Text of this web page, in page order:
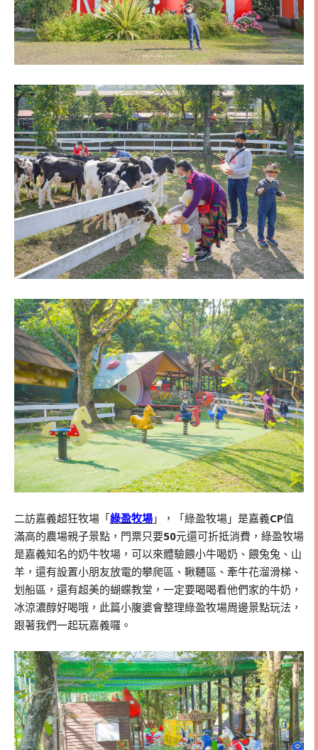
二訪嘉義超狂牧場「綠盈牧場 」，「綠盈牧場」是嘉義CP值
滿高的農場親子景點，門票只要50元還可折抵消費，綠盈牧場
是嘉義知名的奶牛牧場，可以來體驗餵小牛喝奶、餵兔兔、山
羊，還有設置小朋友放電的攀爬區、鞦韆區、牽牛花溜滑梯、
划船區，還有超美的蝴蝶教堂，一定要喝喝看他們家的牛奶，
冰涼濃醇好喝哦，此篇小腹婆會整理綠盈牧場周邊景點玩法，
跟著我們一起玩嘉義囉。